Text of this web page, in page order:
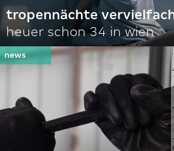
tropennächte
heuer schon 34 in wien
©